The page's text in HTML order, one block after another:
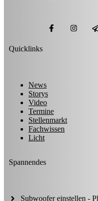
Quicklinks
News
Storys
Video
Termine
Stellenmarkt
Fachwissen
Licht
Spannendes
Subwoofer einstellen -